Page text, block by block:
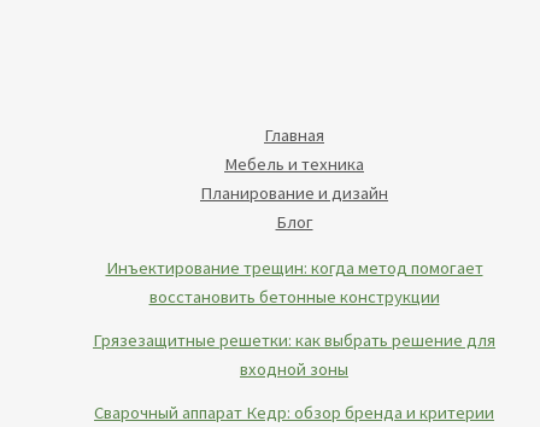
Главная
Мебель и техника
Планирование и дизайн
Блог
Инъектирование трещин: когда метод помогает
восстановить бетонные конструкции
Грязезащитные решетки: как выбрать решение для
входной зоны
Сварочный аппарат Кедр: обзор бренда и критерии